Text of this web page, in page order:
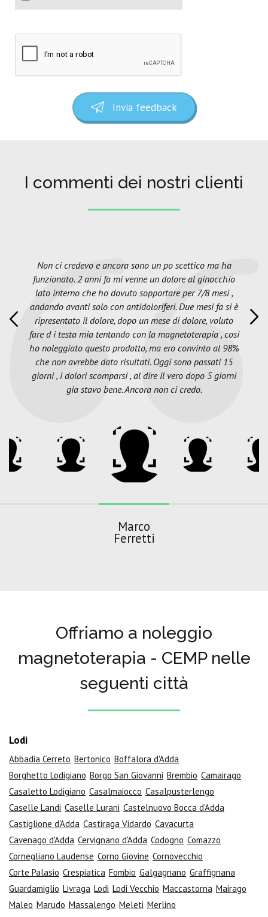
Invia feedback
I commenti dei nostri clienti
Non ci credevo e ancora sono un po scettico ma ha
funzionato. 2 anni fa mi venne un dolore al ginocchio
lato interno che ho dovuto sopportare per 7/8 mesi ,
andando avanti solo con antidoloriferi. Due mesi fa si è
ripresentato il dolore, dopo un mese di dolore, voluto
fare d i testa mia tentando con la magnetoterapia , cosi
ho noleggiato questo prodotto, ma ero convinto al 98%
che non avrebbe dato risultati. Oggi sono passati 15
giorni , i dolori scomparsi , al dire il vero dopo 5 giorni
gia stavo bene. Ancora non ci credo.
Marco
Ferretti
Offriamo a noleggio
magnetoterapia - CEMP nelle
seguenti città
Lodi
Abbadia Cerreto Bertonico Boffalora d'Adda
Borghetto Lodigiano Borgo San Giovanni Brembio Camairago
Casaletto Lodigiano Casalmaiocco Casalpusterlengo
Caselle Landi Caselle Lurani Castelnuovo Bocca d'Adda
Castiglione d'Adda Castiraga Vidardo Cavacurta
Cavenago d'Adda Cervignano d'Adda Codogno Comazzo
Cornegliano Laudense Corno Giovine Cornovecchio
Corte Palasio Crespiatica Fombio Galgagnano Graffignana
Guardamiglio Livraga Lodi Lodi Vecchio Maccastorna Mairago
Maleo Marudo Massalengo Meleti Merlino